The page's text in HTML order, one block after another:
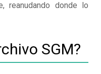
reanudando donde lo
SGM?